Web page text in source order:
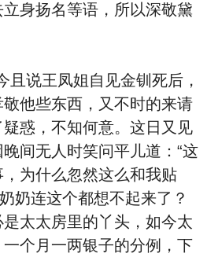
身扬名等语，所以深敬黛
说王凤姐自见金钏死后，
他些东西，又不时的来请
惑，不知何意。这日又见
间无人时笑问平儿道：“这
为什么忽然这么和我贴
奶连这个都想不起来了？
太太房里的丫头，如今太
个月一两银子的分例，下